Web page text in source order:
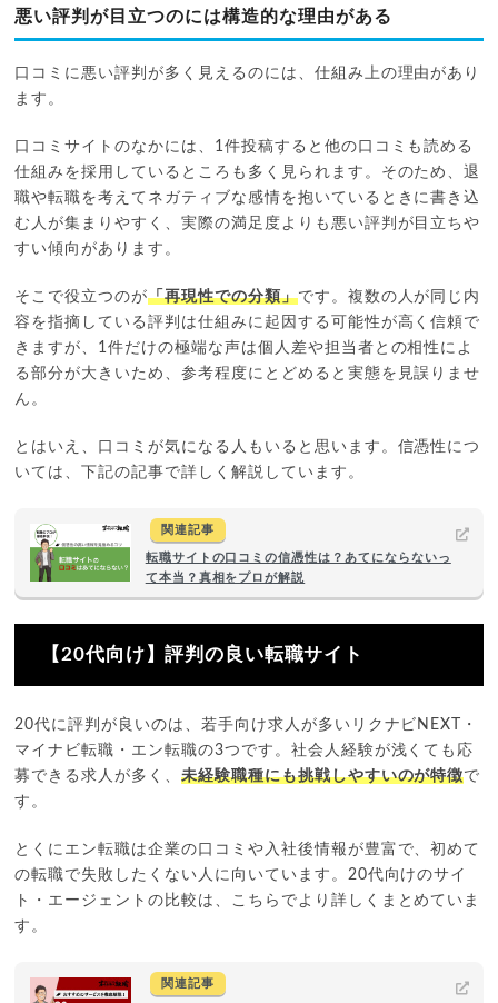
悪い評判が目立つのには構造的な理由がある
口コミに悪い評判が多く見えるのには、仕組み上の理由があり
ます。
口コミサイトのなかには、1件投稿すると他の口コミも読める
仕組みを採用しているところも多く見られます。そのため、退
職や転職を考えてネガティブな感情を抱いているときに書き込
む人が集まりやすく、実際の満足度よりも悪い評判が目立ちや
すい傾向があります。
そこで役立つのが「再現性での分類」です。複数の人が同じ内
容を指摘している評判は仕組みに起因する可能性が高く信頼で
きますが、1件だけの極端な声は個人差や担当者との相性によ
る部分が大きいため、参考程度にとどめると実態を見誤りませ
ん。
とはいえ、口コミが気になる人もいると思います。信憑性につ
いては、下記の記事で詳しく解説しています。
関連記事
転職サイトの口コミの信憑性は？あてにならないっ
て本当？真相をプロが解説
【20代向け】評判の良い転職サイト
20代に評判が良いのは、若手向け求人が多いリクナビNEXT・
マイナビ転職・エン転職の3つです。社会人経験が浅くても応
募できる求人が多く、未経験職種にも挑戦しやすいのが特徴で
す。
とくにエン転職は企業の口コミや入社後情報が豊富で、初めて
の転職で失敗したくない人に向いています。20代向けのサイ
ト・エージェントの比較は、こちらでより詳しくまとめていま
す。
関連記事